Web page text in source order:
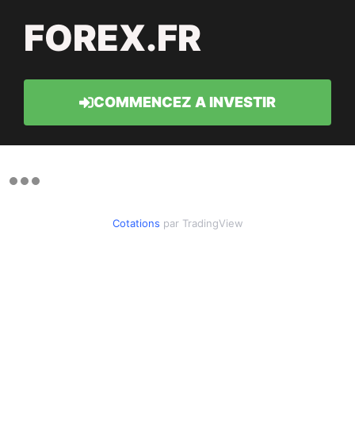
FOREX.FR
COMMENCEZ A INVESTIR
Cotations par TradingView